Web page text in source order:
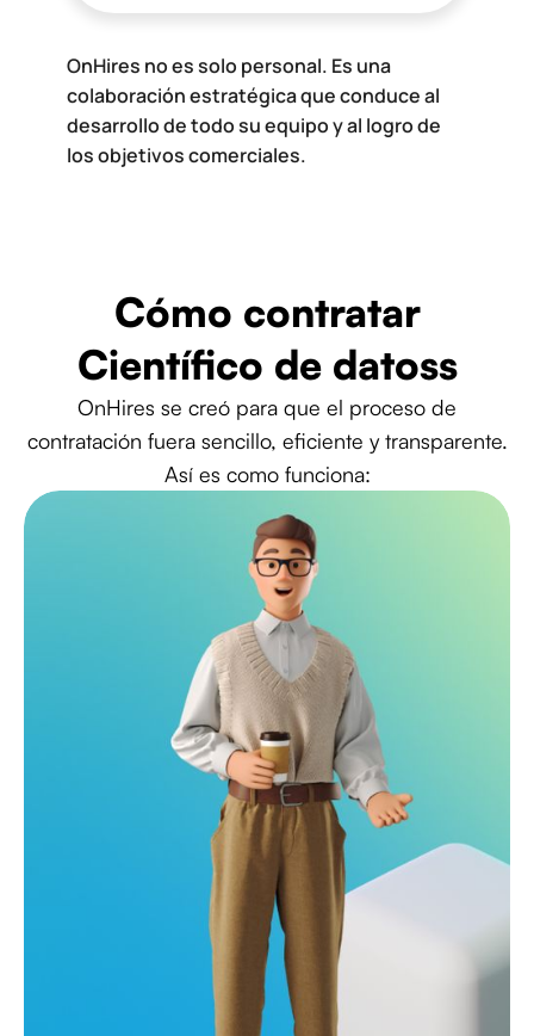
OnHires no es solo personal. Es una
colaboración estratégica que conduce al
desarrollo de todo su equipo y al logro de
los objetivos comerciales.
Cómo contratar
Científico de datoss
OnHires se creó para que el proceso de
contratación fuera sencillo, eficiente y transparente.
Así es como funciona: